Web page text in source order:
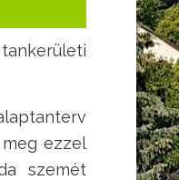
ezzel
szemét